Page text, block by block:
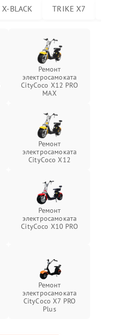
X-BLACK TRIKE X7
Ремонт
электросамоката
CityCoco X12 PRO
MAX
Ремонт
электросамоката
CityCoco X12
Ремонт
электросамоката
CityCoco X10 PRO
Ремонт
электросамоката
CityCoco X7 PRO
Plus